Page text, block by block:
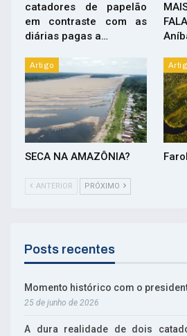
catadores de papelão
em contraste com as
diárias pagas a…
Artigo
SECA NA AMAZÔNIA?
ANTERIOR PRÓXIMO
Posts recentes
Momento histórico com o
25 de junho de 2026
A dura realidade de dois